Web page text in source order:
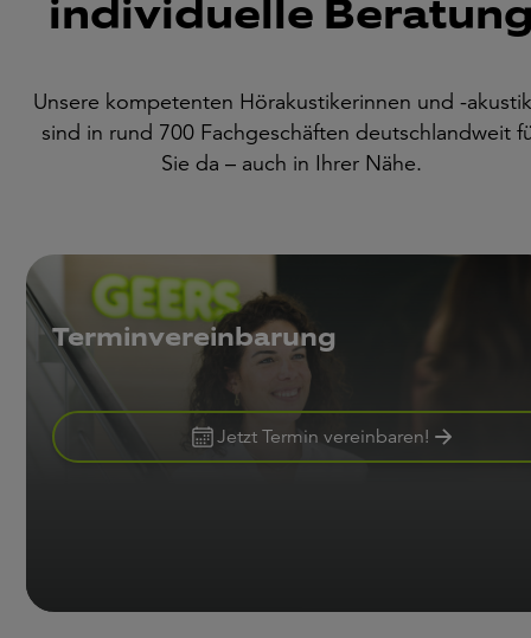
individuelle
Unsere kompetenten Hörakustikerinnen und -
sind in rund 700 Fachgeschäften deutschlandweit
Sie da – auch in Ihrer Nähe.
Terminvereinbarung
Jetzt Termin vereinbaren!